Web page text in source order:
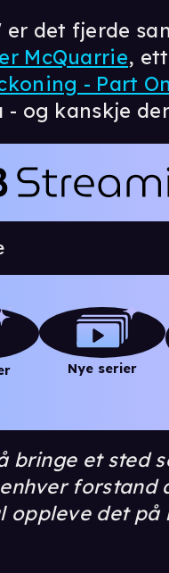
er det fjerde
McQuarrie,
- Part
og kanskje
Nye serier
bringe et sted
forstand
oppleve det på